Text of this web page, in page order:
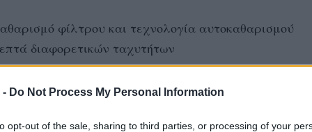
- Do Not Process My Personal Information
opt-out of the sale, sharing to third parties, or processing of your
φίλτρου και τεχνολογία αυτοκαθαρισμού
διαφορετικών ταχυτήτων
άμεσα μαζί μας στο 2331020656 για την